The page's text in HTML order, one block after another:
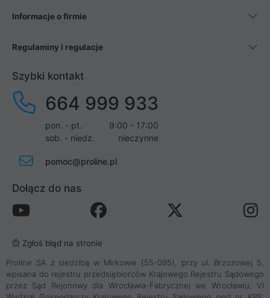
Informacje o firmie
Regulaminy i regulacje
Szybki kontakt
664 999 933
pon. - pt.
9:00 - 17:00
sob. - niedz.
nieczynne
pomoc@proline.pl
Dołącz do nas
Zgłoś błąd na stronie
Proline SA z siedzibą w Mirkowie (55-095), przy ul. Brzozowej 5,
wpisana do rejestru przedsiębiorców Krajowego Rejestru Sądowego
przez Sąd Rejonowy dla Wrocławia-Fabrycznej we Wrocławiu, VI